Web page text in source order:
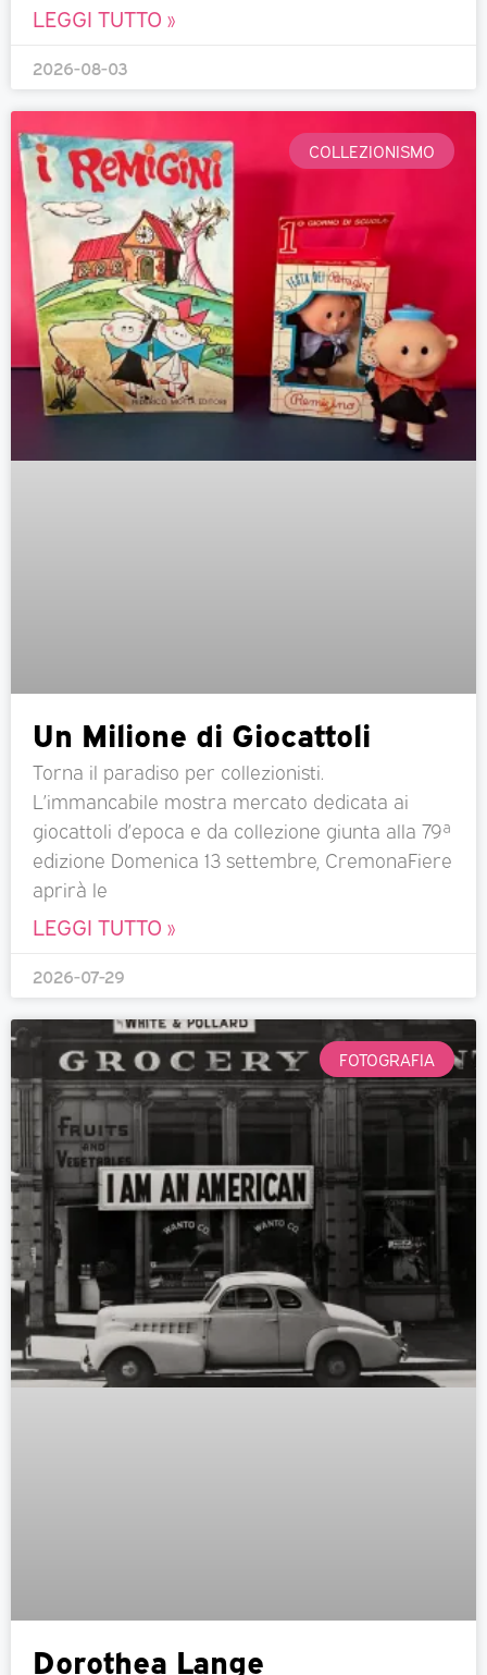
LEGGI TUTTO »
2026-08-03
COLLEZIONISMO
Un Milione di Giocattoli
Torna il paradiso per collezionisti.
L’immancabile mostra mercato dedicata ai
giocattoli d’epoca e da collezione giunta alla 79ª
edizione Domenica 13 settembre, CremonaFiere
aprirà le
LEGGI TUTTO »
2026-07-29
FOTOGRAFIA
Dorothea Lange